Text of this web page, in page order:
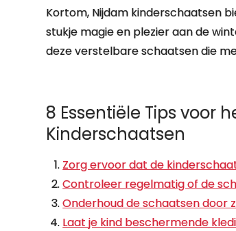
Kortom, Nijdam kinderschaatsen
stukje magie en plezier aan de
deze verstelbare schaatsen die
8 Essentiële Tips voor
Kinderschaatsen
Zorg ervoor dat de
Controleer regelmatig of de
Onderhoud de schaatsen door
Laat je kind beschermende